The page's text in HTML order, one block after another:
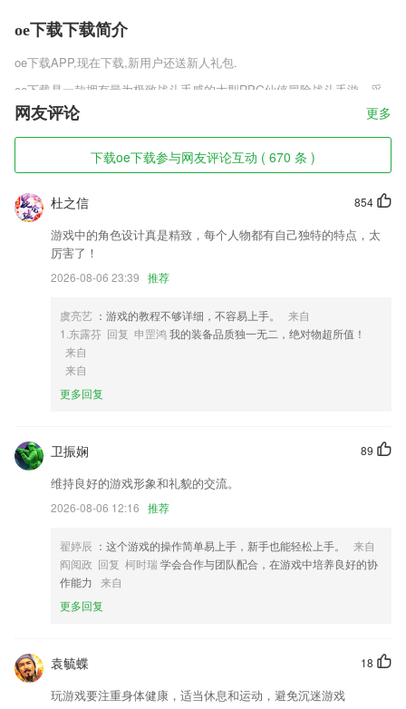
oe下载下载简介
oe下载APP,现在下载,新用户还送新人礼包.
oe下载是一款拥有最为极致战斗手感的大型RPG仙侠冒险战斗手游，采
用unity引擎开发，在画质的保真度以及人物的整体造型上，都有着非同
一般的操作感受，在游戏中尽情的发挥自己的潜力，自由战斗热血作战，
超多新奇的仙侠玩法等你来体验，最为极致的画面感受带给你更多视觉震
oe下载软件特色
1,课程表：查看每周每天课程信息
2,(2)连一连功能(连词成句)。软件会出示相应单元的英文句子，并打顺
生认读能力。
3,专心为您正规车辆，专职司机
4,品质把控:针对产品制定严格品质检测制度,所有商品都经过严格检测
5,您可以通过自己阅读新闻、转发朋友圈以及收徒弟的方式赚钱，福利多
oe下载软件优势
1.好帮手、好工具、好平台
2.每时每刻浏览最新消息，内容丰厚
3.最终记分板信息也可以清楚看到。获得高分需要一些技巧；
4.短视频为主，碎片化时间学习；多媒体电子书，创造愉悦体验
5.孩子每一次发自心底的微笑，你都到场
oe下载更新了什么?
修复视频会议列表刷新后不显示最新数据的bug
网友评论 更多
下载oe下载参与网友评论互动 ( 670 条 )
854
杜之信
游戏中的角色设计真是精致，每个人物都有自己独特的特点，太
厉害了！
2026-08-06 23:39 推荐
虞亮艺 ：游戏的教程不够详细，不容易上手。
来自
1.东露芬 回复 申罡鸿我的装备品质独一无二，绝对物超所值！
来自
来自
更多回复
89
卫振娴
维持良好的游戏形象和礼貌的交流。
2026-08-06 12:16 推荐
翟婷辰 ：这个游戏的操作简单易上手，新手也能轻松上手。
来自
阎阅政 回复 柯时瑞学会合作与团队配合，在游戏中培养良好的协
作能力 来自
更多回复
18
袁毓蝶
玩游戏要注重身体健康，适当休息和运动，避免沉迷游戏